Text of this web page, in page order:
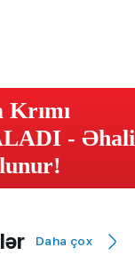
- Əhali
Daha çox